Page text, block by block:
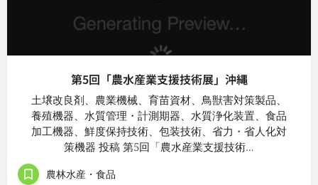
第5回「農水産業支援技術展」沖縄
土壌改良剤、農業機械、育苗資材、鳥獣害対策製品、
養殖機器、水質管理・計測期器、水質浄化装置、食品
加工機器、鮮度保持技術、包装技術、省力・省人化対
策機器 投稿 第5回「農水産業支援技術…
農林水産・食品